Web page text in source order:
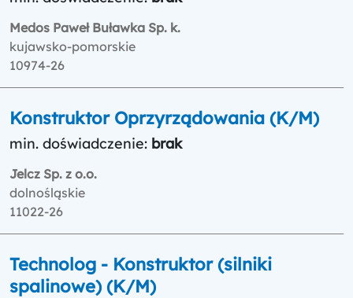
Medos Paweł Buławka Sp. k.
kujawsko-pomorskie
10974-26
Konstruktor Oprzyrządowania (K/M)
min. doświadczenie: brak
Jelcz Sp. z o.o.
dolnośląskie
11022-26
Technolog - Konstruktor (silniki
spalinowe) (K/M)